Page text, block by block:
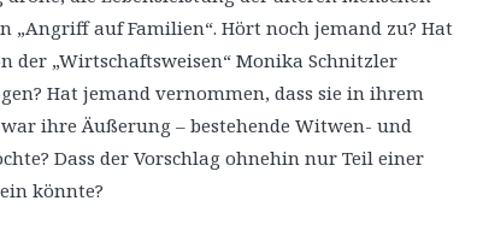
„Angriff auf Familien“. Hört noch jemand zu? Hat
der „Wirtschaftsweisen“ Monika Schnitzler
Hat jemand vernommen, dass sie in ihrem
ihre Äußerung – bestehende Witwen- und
Dass der Vorschlag ohnehin nur Teil einer
könnte?